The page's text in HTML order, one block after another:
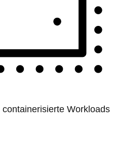
Workloads